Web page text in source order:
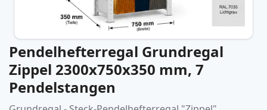
Zum
Anfang
der
Bildergalerie
springen
Pendelhefterregal Grundregal
Zippel 2300x750x350 mm, 7
Pendelstangen